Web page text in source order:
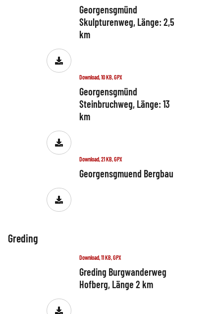
Georgensgmünd
Skulpturenweg, Länge: 2,5
km
Download, 10 KB, GPX
Georgensgmünd
Steinbruchweg, Länge: 13
km
Download, 21 KB, GPX
Georgensgmuend Bergbau
Greding
Download, 11 KB, GPX
Greding Burgwanderweg
Hofberg, Länge 2 km